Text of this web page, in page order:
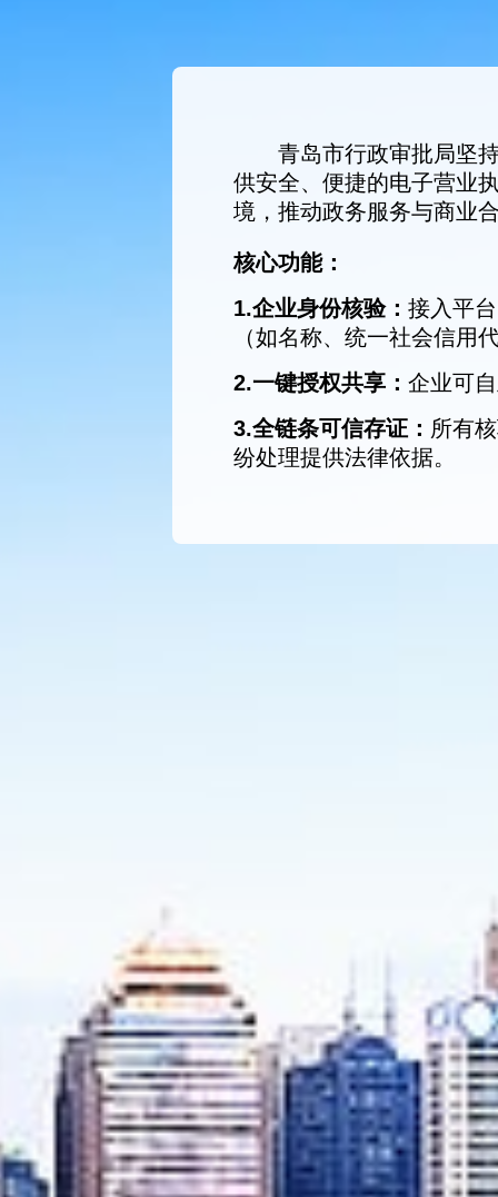
青岛市行政审批局坚
供安全、便捷的电子营业
境，推动政务服务与商业
核心功能：
1.企业身份核验： 接入平
（如名称、统一社会信用
2.一键授权共享： 企业可
3.全链条可信存证： 所有
纷处理提供法律依据。